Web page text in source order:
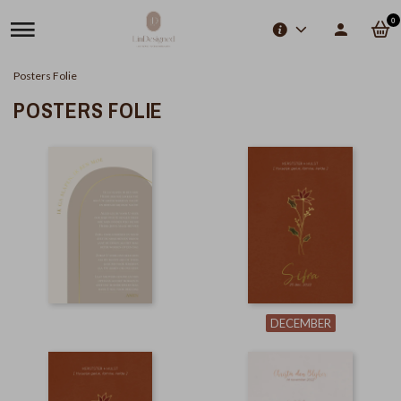
0
Posters Folie
POSTERS FOLIE
DECEMBER